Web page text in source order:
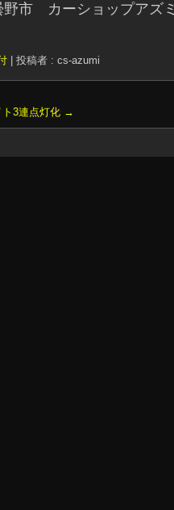
市 カーショップアズミ
投稿者 : cs-azumi
3連点灯化 →